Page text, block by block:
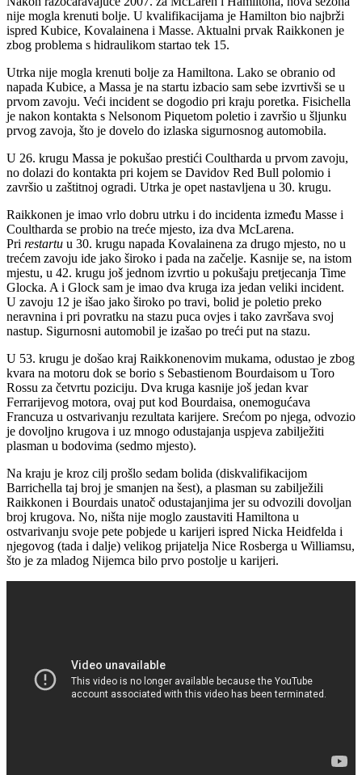
nije mogla krenuti bolje. U kvalifikacijama je Hamilton bio najbrži
ispred Kubice, Kovalainena i Masse. Aktualni prvak Raikkonen je
zbog problema s hidraulikom startao tek 15.
Utrka nije mogla krenuti bolje za Hamiltona. Lako se obranio od
napada Kubice, a Massa je na startu izbacio sam sebe izvrtivši se u
prvom zavoju. Veći incident se dogodio pri kraju poretka. Fisichella
je nakon kontakta s Nelsonom Piquetom poletio i završio u šljunku
prvog zavoja, što je dovelo do izlaska sigurnosnog automobila.
U 26. krugu Massa je pokušao prestići Coultharda u prvom zavoju,
no dolazi do kontakta pri kojem se Davidov Red Bull polomio i
završio u zaštitnoj ogradi. Utrka je opet nastavljena u 30. krugu.
Raikkonen je imao vrlo dobru utrku i do incidenta između Masse i
Coultharda se probio na treće mjesto, iza dva McLarena.
Pri restartu u 30. krugu napada Kovalainena za drugo mjesto, no u
trećem zavoju ide jako široko i pada na začelje. Kasnije se, na istom
mjestu, u 42. krugu još jednom izvrtio u pokušaju pretjecanja Time
Glocka. A i Glock sam je imao dva kruga iza jedan veliki incident.
U zavoju 12 je išao jako široko po travi, bolid je poletio preko
neravnina i pri povratku na stazu puca ovjes i tako završava svoj
nastup. Sigurnosni automobil je izašao po treći put na stazu.
U 53. krugu je došao kraj Raikkonenovim mukama, odustao je zbog
kvara na motoru dok se borio s Sebastienom Bourdaisom u Toro
Rossu za četvrtu poziciju. Dva kruga kasnije još jedan kvar
Ferrarijevog motora, ovaj put kod Bourdaisa, onemogućava
Francuza u ostvarivanju rezultata karijere. Srećom po njega, odvozio
je dovoljno krugova i uz mnogo odustajanja uspjeva zabilježiti
plasman u bodovima (sedmo mjesto).
Na kraju je kroz cilj prošlo sedam bolida (diskvalifikacijom
Barrichella taj broj je smanjen na šest), a plasman su zabilježili
Raikkonen i Bourdais unatoč odustajanjima jer su odvozili dovoljan
broj krugova. No, ništa nije moglo zaustaviti Hamiltona u
ostvarivanju svoje pete pobjede u karijeri ispred Nicka Heidfelda i
njegovog (tada i dalje) velikog prijatelja Nice Rosberga u Williamsu,
što je za mladog Nijemca bilo prvo postolje u karijeri.